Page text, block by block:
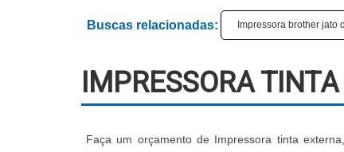
Buscas relacionadas: Impressora brother jato
IMPRESSORA
Faça um orçamento de Impressora tinta